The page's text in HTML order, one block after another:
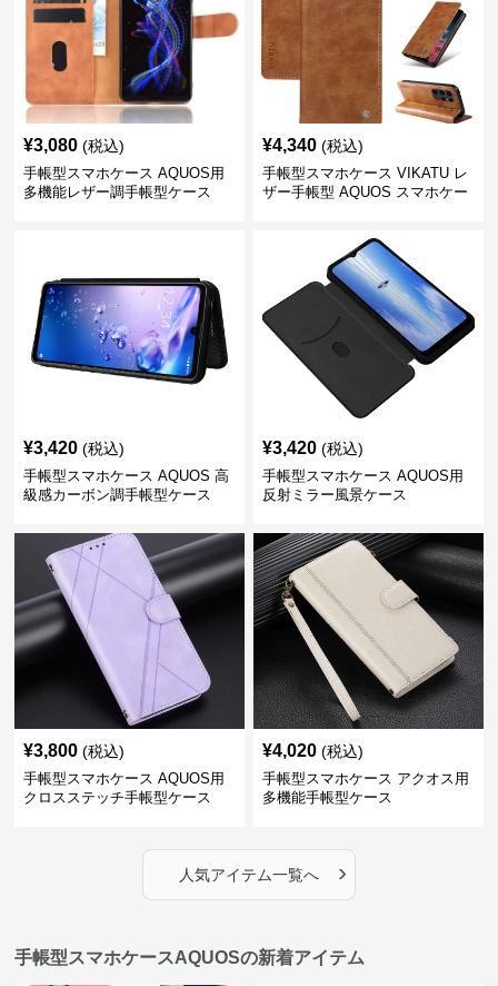
¥3,080 (税込)
手帳型スマホケース AQUOS用
多機能レザー調手帳型ケース
¥4,340 (税込)
手帳型スマホケース VIKATU レ
ザー手帳型 AQUOS スマホケー
¥3,420 (税込)
手帳型スマホケース AQUOS 高
級感カーボン調手帳型ケース
¥3,420 (税込)
手帳型スマホケース AQUOS用
反射ミラー風景ケース
¥3,800 (税込)
手帳型スマホケース AQUOS用
クロスステッチ手帳型ケース
¥4,020 (税込)
手帳型スマホケース アクオス用
多機能手帳型ケース
人気アイテム一覧へ ›
手帳型スマホケースAQUOSの新着アイテム